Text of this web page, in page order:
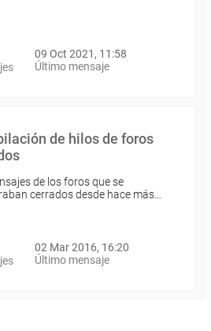
09 Oct 2021, 11:58
Último mensaje
de hilos de foros
de los foros que se
cerrados desde hace más…
02 Mar 2016, 16:20
Último mensaje